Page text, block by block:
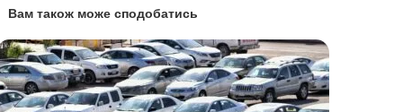
Вам також може сподобатись